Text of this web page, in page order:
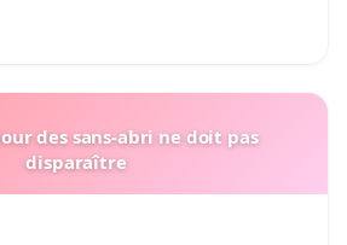
des sans-abri ne doit pas
disparaître